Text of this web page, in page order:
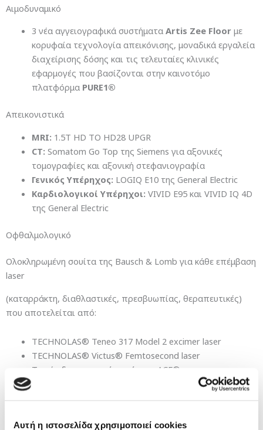
Αυτή η ιστοσελίδα χρησιμοποιεί cookies
Αιμοδυναμικό
3 νέα αγγειογραφικά συστήματα Artis Zee Floorμε
κορυφαία τεχνολογία απεικόνισης, μοναδικά εργαλεία
διαχείρισης δόσης και τις τελευταίες κλινικές
εφαρμογές που βασίζονται στην καινοτόμο
πλατφόρμα PURE1®
Απεικονιστικά
MRI: 1.5T HD TO HD28 UPGR
CT: Somatom Go Top της Siemens για αξονικές
τομογραφίες και αξονική στεφανιογραφία
Γενικός Υπέρηχος: LOGIQ E10 της General Electric
Καρδιολογικοί Υπέρηχοι: VIVID E95 και VIVID IQ 4D
της General Electric
Οφθαλμολογικό
Ολοκληρωμένη σουίτα της Bausch & Lomb για κάθε επέμβαση
laser
(καταρράκτη, διαθλαστικές, πρεσβυωπίας, θεραπευτικές)
που αποτελείται από:
TECHNOLAS® Teneo 317 Model 2 excimer laser
TECHNOLAS® Victus® Femtosecond laser
Το νέο διαγνωστικό μηχάνημα ACE®
Το τμήμα διαθέτει την
πιο σύγχρονη συσκευή